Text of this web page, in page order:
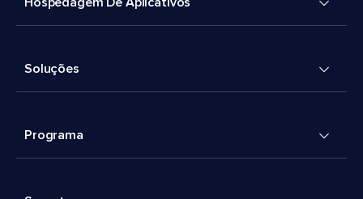
Soluções
Programa